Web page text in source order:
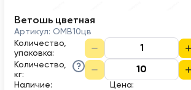
Ветошь цветная
Артикул: ОМВ10цв
Количество,
упаковка:
Количество,
кг:
Наличие:
Цена: